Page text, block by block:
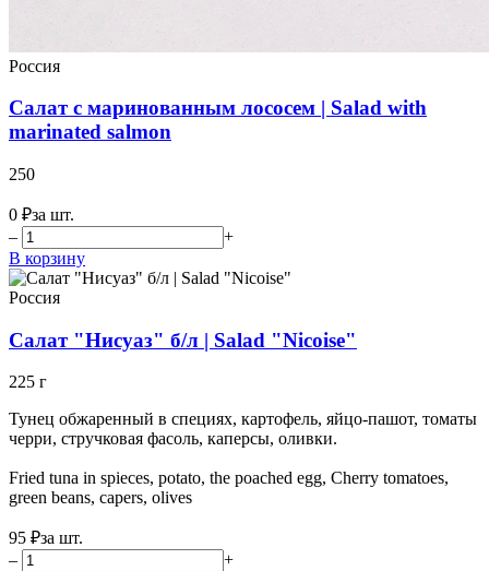
Россия
Салат с маринованным лососем | Salad with
marinated salmon
250
0 ₽за шт.
–
+
В корзину
Россия
Салат "Нисуаз" б/л | Salad "Nicoise"
225 г
Тунец обжаренный в специях, картофель, яйцо-пашот, томаты
черри, стручковая фасоль, каперсы, оливки.
Fried tuna in spieces, potato, the poached egg, Cherry tomatoes,
green beans, capers, olives
95 ₽за шт.
–
+